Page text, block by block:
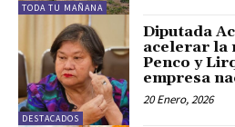
TODA TU MAÑANA
DESTACADOS
Diputada
acelerar la
Penco y
empresa
20 Enero, 2026